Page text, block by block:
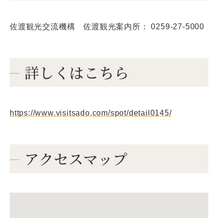
佐渡観光交流機構 佐渡観光案内所： 0259-27-5000
詳しくはこちら
https://www.visitsado.com/spot/detail0145/
アクセスマップ